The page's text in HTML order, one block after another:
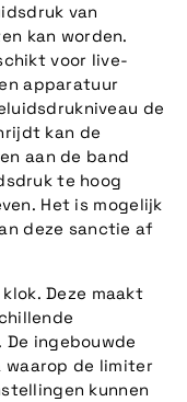
van
kan worden.
voor live-
apparatuur
de
kan de
aan de band
te hoog
Het is mogelijk
deze sanctie af
Deze maakt
ingebouwde
waarop de limiter
kunnen